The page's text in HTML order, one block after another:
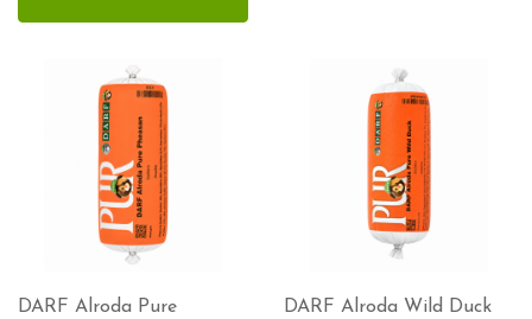
DARF Alroda Pure
DARF Alroda Wild Duck